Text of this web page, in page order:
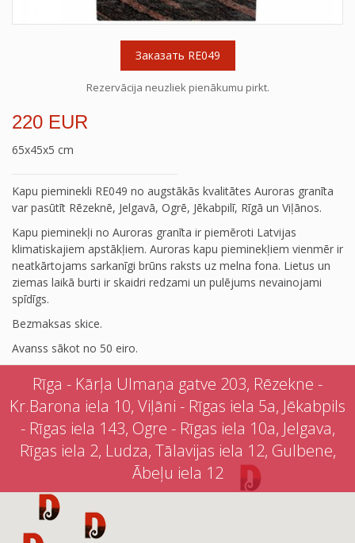
Заказать RE049
Rezervācija neuzliek pienākumu pirkt.
220 EUR
65x45x5 cm
Kapu pieminekli RE049 no augstākās kvalitātes Auroras granīta
var pasūtīt Rēzeknē, Jelgavā, Ogrē, Jēkabpilī, Rīgā un Viļānos.
Kapu pieminekļi no Auroras granīta ir piemēroti Latvijas
klimatiskajiem apstākļiem. Auroras kapu pieminekļiem vienmēr ir
neatkārtojams sarkanīgi brūns raksts uz melna fona. Lietus un
ziemas laikā burti ir skaidri redzami un pulējums nevainojami
spīdīgs.
Bezmaksas skice.
Avanss sākot no 50 eiro.
Rīga - Kārļa Ulmaņa gatve 203, Rēzekne -
Kr.Barona iela 10, Viļāni - Rīgas iela 5a, Jēkabpils
- Rīgas iela 143, Ogre - Rīgas iela 10a, Jelgava,
Rīgas iela 2, Ludza, Tālavijas iela 12, Gulbene,
Ābeļu iela 12